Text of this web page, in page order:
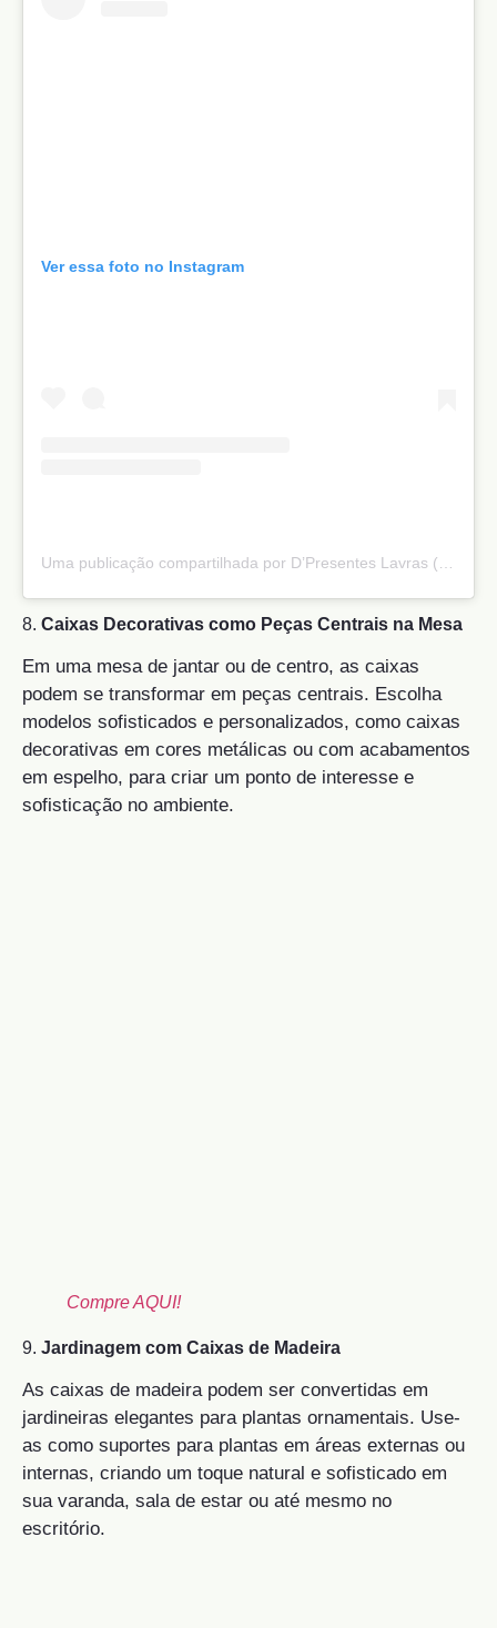
Ver essa foto no Instagram
8. Caixas Decorativas como Peças Centrais na Mesa
Em uma mesa de jantar ou de centro, as caixas
podem se transformar em peças centrais. Escolha
modelos sofisticados e personalizados, como caixas
decorativas em cores metálicas ou com acabamentos
em espelho, para criar um ponto de interesse e
sofisticação no ambiente.
Compre AQUI!
9. Jardinagem com Caixas de Madeira
As caixas de madeira podem ser convertidas em
jardineiras elegantes para plantas ornamentais. Use-
as como suportes para plantas em áreas externas ou
internas, criando um toque natural e sofisticado em
sua varanda, sala de estar ou até mesmo no
escritório.